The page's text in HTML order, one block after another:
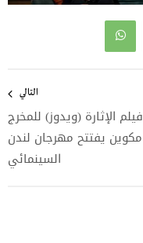
التالي
فيلم الإثارة (ويدوز) للمخرج
مكوين يفتتح مهرجان لندن
السينمائي